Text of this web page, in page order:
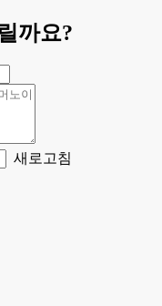
까요?
새로고침